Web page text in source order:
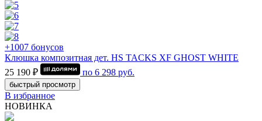
+1007 бонусов
Клюшка композитная дет. HS TACKS XF GHOST WHITE
25 190 ₽
по 6 298 руб.
быстрый просмотр
В избранное
НОВИНКА